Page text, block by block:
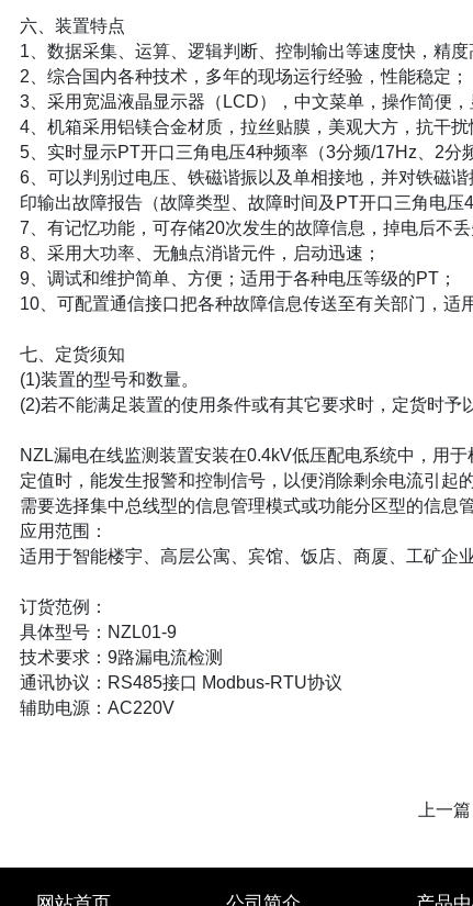
六、装置特点
1、数据采集、运算、逻辑判断、控制输出等速度快，精
2、综合国内各种技术，多年的现场运行经验，性能稳定；
3、采用宽温液晶显示器（LCD），中文菜单，操作简便，
4、机箱采用铝镁合金材质，拉丝贴膜，美观大方，抗干扰
5、实时显示PT开口三角电压4种频率（3分频/17Hz、2分
6、可以判别过电压、铁磁谐振以及单相接地，并对铁磁
印输出故障报告（故障类型、故障时间及PT开口三角电压
7、有记忆功能，可存储20次发生的故障信息，掉电后不丢
8、采用大功率、无触点消谐元件，启动迅速；
9、调试和维护简单、方便；适用于各种电压等级的PT；
10、可配置通信接口把各种故障信息传送至有关部门，适
七、定货须知
(1)装置的型号和数量。
(2)若不能满足装置的使用条件或有其它要求时，定货时予
NZL漏电在线监测装置安装在0.4kV低压配电系统中，用
定值时，能发生报警和控制信号，以便消除剩余电流引
需要选择集中总线型的信息管理模式或功能分区型的信息
应用范围：
适用于智能楼宇、高层公寓、宾馆、饭店、商厦、工矿企
订货范例：
具体型号：NZL01-9
技术要求：9路漏电流检测
通讯协议：RS485接口 Modbus-RTU协议
辅助电源：AC220V
上一篇